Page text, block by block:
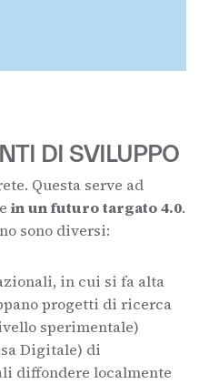
DI SVILUPPO
Questa serve ad
in un futuro targato 4.0.
sono diversi:
in cui si fa alta
progetti di ricerca
sperimentale)
Digitale) di
diffondere localmente